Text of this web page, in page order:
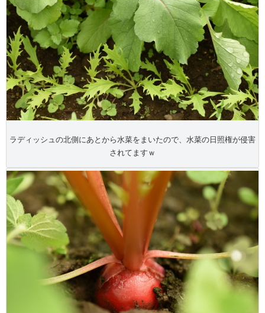
ラディッシュの北側にあとから水菜をまいたので、水菜の日照権が侵害
されてますｗ